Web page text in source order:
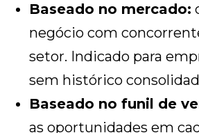
Baseado no mercado:
negócio com
setor. Indicado para
sem histórico
Baseado no funil de
as oportunidades em